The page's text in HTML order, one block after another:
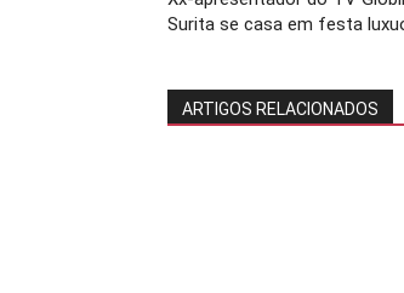
Surita se casa em festa
ARTIGOS RELACIONADOS